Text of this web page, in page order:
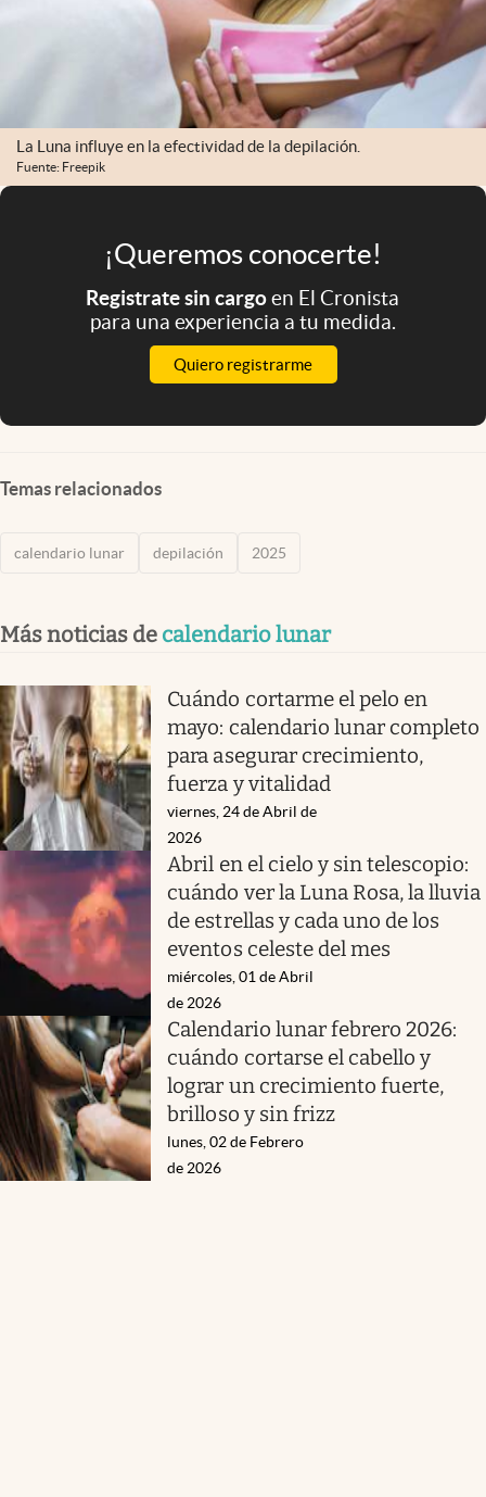
La Luna influye en la efectividad de la depilación.
Fuente: Freepik
¡Queremos conocerte!
Registrate sin cargoen El Cronista
para una experiencia a tu medida.
Quiero registrarme
Temas relacionados
calendario lunar depilación 2025
Más noticias de calendario lunar
Cuándo cortarme el pelo en
mayo: calendario lunar completo
para asegurar crecimiento,
fuerza y vitalidad
viernes, 24 de Abril de
2026
Abril en el cielo y sin telescopio:
cuándo ver la Luna Rosa, la lluvia
de estrellas y cada uno de los
eventos celeste del mes
miércoles, 01 de Abril
de 2026
Calendario lunar febrero 2026:
cuándo cortarse el cabello y
lograr un crecimiento fuerte,
brilloso y sin frizz
lunes, 02 de Febrero
de 2026